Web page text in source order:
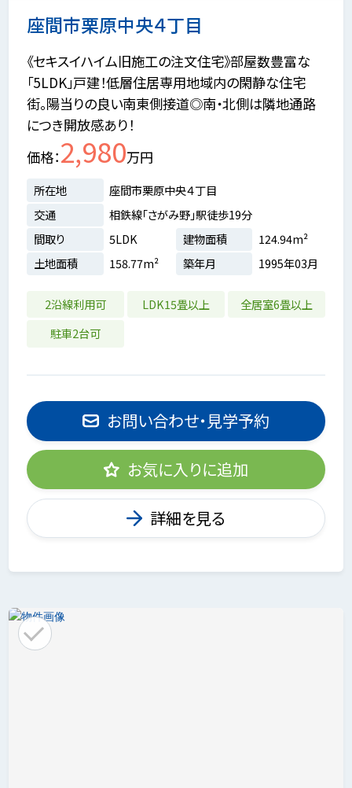
座間市栗原中央４丁目
《セキスイハイム旧施工の注文住宅》部屋数豊富な
「5LDK」戸建！低層住居専用地域内の閑静な住宅
街。陽当りの良い南東側接道◎南・北側は隣地通路
につき開放感あり！
価格 2,980万円
所在地
座間市栗原中央４丁目
交通
相鉄線「さがみ野」駅徒歩19分
間取り
5LDK 建物面積
124.94m²
土地面積
158.77m² 築年月 1995年03月
2沿線利用可 LDK15畳以上
全居室6畳以上
駐車2台可
お問い合わせ・見学予約
お気に入りに追加
詳細を見る